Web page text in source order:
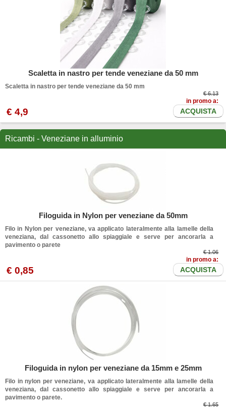
Scaletta in nastro per tende veneziane da 50 mm
Scaletta in nastro per tende veneziane da 50 mm
€ 6.13
in promo a:
€ 4,9 ACQUISTA
Ricambi - Veneziane in alluminio
Filoguida in Nylon per veneziane da 50mm
Filo in Nylon per veneziane, va applicato lateralmente alla lamelle della
veneziana, dal cassonetto allo spiaggiale e serve per ancorarla a
pavimento o parete
€ 1.06
in promo a:
€ 0,85 ACQUISTA
Filoguida in nylon per veneziane da 15mm e 25mm
Filo in nylon per veneziane, va applicato lateralmente alla lamelle della
veneziana, dal cassonetto allo spiaggiale e serve per ancorarla a
pavimento o parete.
€ 1.65